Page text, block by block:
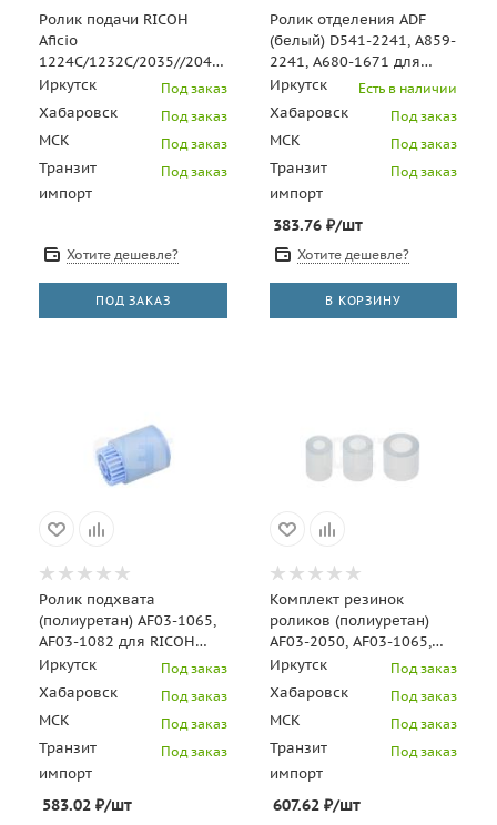
Ролик подачи RICOH
Aficio
1224C/1232C/2035//2045/3225C/3235C/3245C/
MP
3500/4500/C2003/C2503/C3003/C
Иркутск Под заказ
Хабаровск Под заказ
МСК Под заказ
Транзит
импорт
Под заказ
Хотите дешевле?
ПОД ЗАКАЗ
Ролик отделения ADF
(белый) D541-2241, A859-
2241, A680-1671 для
RICOH
MPC2003/2551/3003/4503
(CET),
Иркутск Есть в наличии
Хабаровск Под заказ
МСК Под заказ
Транзит
импорт
Под заказ
383.76₽/шт
Хотите дешевле?
В КОРЗИНУ
Ролик подхвата
(полиуретан) AF03-1065,
AF03-1082 для RICOH
Aficio 1060/1075 (CET),
CET341059
Иркутск Под заказ
Хабаровск Под заказ
МСК Под заказ
Транзит
импорт
Под заказ
583.02 ₽/шт
Комплект резинок
роликов (полиуретан)
AF03-2050, AF03-1065,
AF03-0051 для RICOH
Aficio 1060/1075 (CE
Иркутск Под заказ
Хабаровск Под заказ
МСК Под заказ
Транзит
импорт
Под заказ
607.62₽/шт